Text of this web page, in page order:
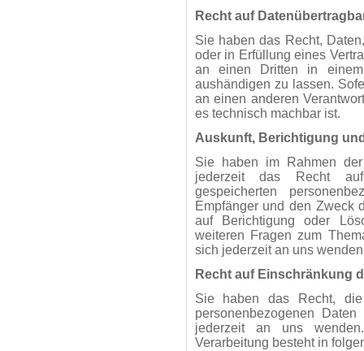
Recht auf
Sie haben das Recht,
oder in Erfüllung eines
an einen Dritten in einem
aushändigen zu lassen.
an einen anderen
es technisch machbar ist.
Auskunft, Berichtigung
Sie haben im Rahmen
jederzeit das Recht
gespeicherten
Empfänger und den Zweck
auf Berichtigung oder
weiteren Fragen zum
sich jederzeit an uns
Recht auf Einschränkung
Sie haben das Recht, die
personenbezogenen
jederzeit an uns
Verarbeitung besteht in